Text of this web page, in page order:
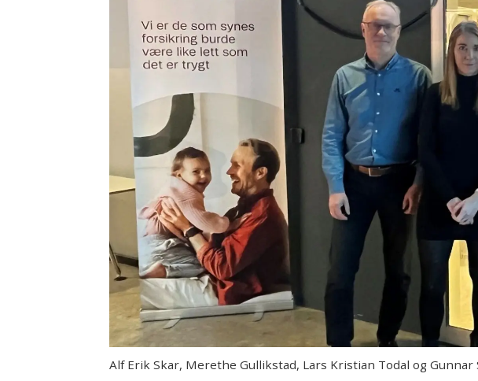
Alf Erik Skar, Merethe Gullikstad, Lars Kristian Todal og